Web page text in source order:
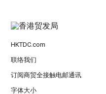
HKTDC.com
联络我们
订阅商贸全接触电邮通讯
字体大小